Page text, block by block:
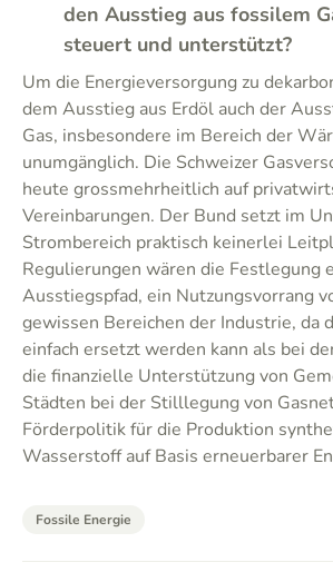
den Ausstieg aus fossilem
steuert und unterstützt?
Um die Energieversorgung zu
dem Ausstieg aus Erdöl auch der
Gas, insbesondere im Bereich der
unumgänglich. Die Schweizer
heute grossmehrheitlich auf
Vereinbarungen. Der Bund setzt im
Strombereich praktisch keinerlei
Regulierungen wären die Festlegung
Ausstiegspfad, ein Nutzungsvorrang
gewissen Bereichen der Industrie, da
einfach ersetzt werden kann als bei
die finanzielle Unterstützung von
Städten bei der Stilllegung von
Förderpolitik für die Produktion
Wasserstoff auf Basis erneuerbarer
Fossile Energie